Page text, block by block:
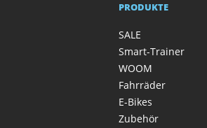
PRODUKTE
SALE
Smart-Trainer
WOOM
Fahrräder
E-Bikes
Zubehör